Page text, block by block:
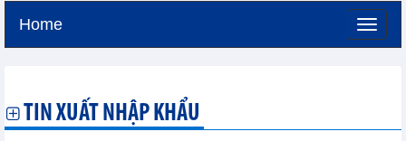
Home
TIN XUẤT NHẬP KHẨU